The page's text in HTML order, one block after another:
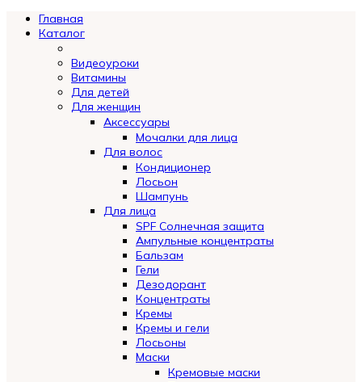
Главная
Каталог
Видеоуроки
Витамины
Для детей
Для женщин
Аксессуары
Мочалки для лица
Для волос
Кондиционер
Лосьон
Шампунь
Для лица
SPF Солнечная защита
Ампульные концентраты
Бальзам
Гели
Дезодорант
Концентраты
Кремы
Кремы и гели
Лосьоны
Маски
Кремовые маски